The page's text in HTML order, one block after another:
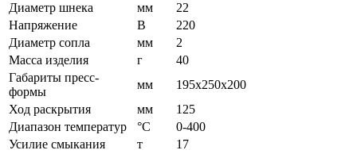
Диаметр шнека
мм
22
Напряжение
В
220
Диаметр сопла
мм
2
Масса изделия
г
40
Габариты пресс-
формы
мм
195х250х200
Ход раскрытия
мм
125
Диапазон температур
°C
0-400
Усилие смыкания
т
17